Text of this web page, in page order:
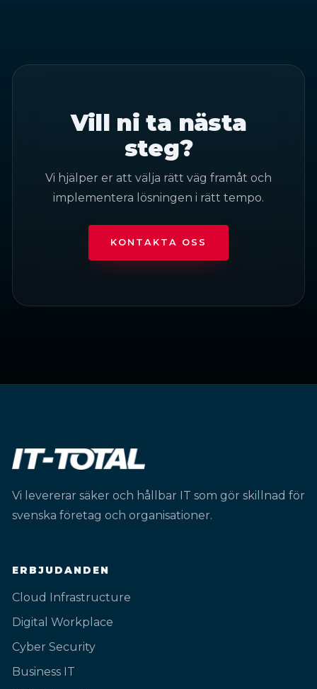
Vill ni ta nästa
steg?
Vi hjälper er att välja rätt väg framåt och
implementera lösningen i rätt tempo.
KONTAKTA OSS
Vi levererar säker och hållbar IT som gör skillnad för
svenska företag och organisationer.
ERBJUDANDEN
Cloud Infrastructure
Digital Workplace
Cyber Security
Business IT